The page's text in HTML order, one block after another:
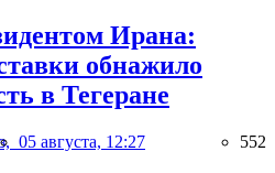
Ирана:
обнажило
в Тегеране
05 августа, 12:27 552